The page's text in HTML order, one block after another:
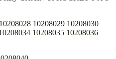
10208029 10208030
10208035 10208036